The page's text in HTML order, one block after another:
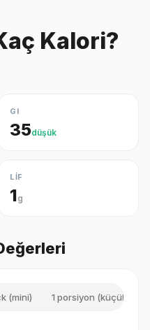
Kalori?
GI
35düşük
LİF
1g
(mini) 1 porsiyon (küçük)